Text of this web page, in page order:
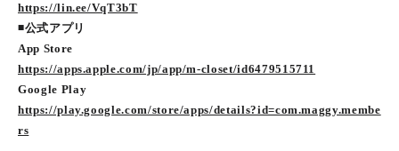
https://lin.ee/VqT3bT
◾️公式アプリ
App Store
https://apps.apple.com/jp/app/m-closet/id6479515711
Google Play
https://play.google.com/store/apps/details?id=com.maggy.membe
rs